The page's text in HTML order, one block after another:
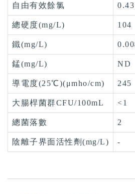
自由有效餘氯 0.43
總硬度(mg/L) 104
鐵(mg/L)
錳(mg/L) ND
導電度(25℃)(μmho/cm) 245
大腸桿菌群CFU/100mL <1
總菌落數 2
陰離子界面活性劑(mg/L) -